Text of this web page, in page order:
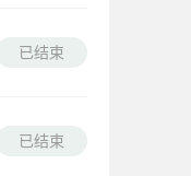
已结束
已结束